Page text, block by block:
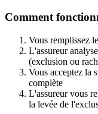
Comment
Vous remplissez le
L'assureur
(exclusion ou
Vous acceptez la
complète
L'assureur vous
la levée de